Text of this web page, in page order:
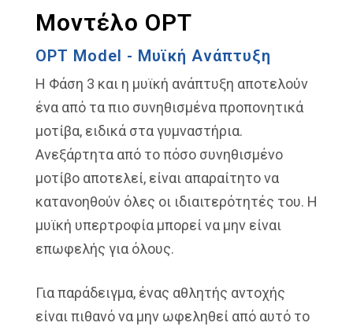
Μοντέλο OPT
OPT Model - Μυϊκή Ανάπτυξη
Η Φάση 3 και η μυϊκή ανάπτυξη αποτελούν
ένα από τα πιο συνηθισμένα προπονητικά
μοτίβα, ειδικά στα γυμναστήρια.
Ανεξάρτητα από το πόσο συνηθισμένο
μοτίβο αποτελεί, είναι απαραίτητο να
κατανοηθούν όλες οι ιδιαιτερότητές του. Η
μυϊκή υπερτροφία μπορεί να μην είναι
επωφελής για όλους.
Για παράδειγμα, ένας αθλητής αντοχής
είναι πιθανό να μην ωφεληθεί από αυτό το